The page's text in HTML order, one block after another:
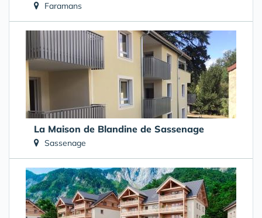
Faramans
La Maison de Blandine de Sassenage
Sassenage